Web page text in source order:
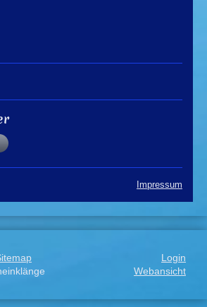
Impressum
Login
Webansicht